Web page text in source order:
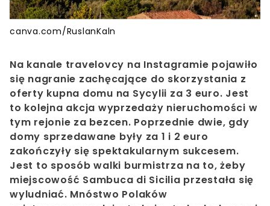
canva.com/RuslanKaln
Na kanale travelovcy na Instagramie pojawiło
się nagranie zachęcające do skorzystania z
oferty kupna domu na Sycylii za 3 euro. Jest
to kolejna akcja wyprzedaży nieruchomości w
tym rejonie za bezcen. Poprzednie dwie, gdy
domy sprzedawane były za 1 i 2 euro
zakończyły się spektakularnym sukcesem.
Jest to sposób walki burmistrza na to, żeby
miejscowość Sambuca di Sicilia przestała się
wyludniać. Mnóstwo Polaków